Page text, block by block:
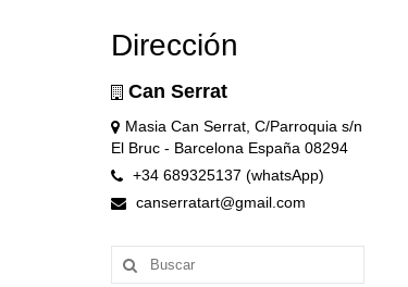
Dirección
Can Serrat
Masia Can Serrat, C/Parroquia s/n
El Bruc - Barcelona España 08294
+34 689325137 (whatsApp)
canserratart@gmail.com
Buscar
por: